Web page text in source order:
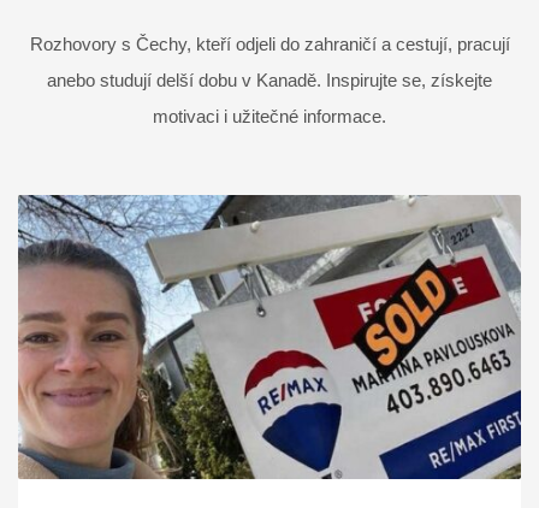
Rozhovory s Čechy, kteří odjeli do zahraničí a cestují, pracují
anebo studují delší dobu v Kanadě. Inspirujte se, získejte
motivaci i užitečné informace.